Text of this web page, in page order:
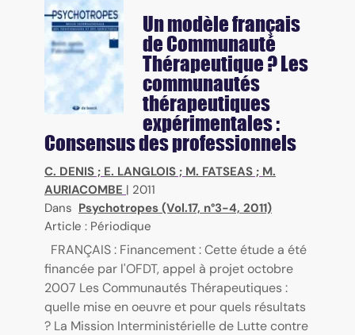
Un modèle français
de Communauté
Thérapeutique ? Les
communautés
thérapeutiques
expérimentales :
Consensus des professionnels
C. DENIS ; E. LANGLOIS ; M. FATSEAS ; M.
AURIACOMBE | 2011
Dans Psychotropes (Vol.17, n°3-4, 2011)
Article : Périodique
FRANÇAIS : Financement : Cette étude a été
financée par l'OFDT, appel à projet octobre
2007 Les Communautés Thérapeutiques :
quelle mise en oeuvre et pour quels résultats
? La Mission Interministérielle de Lutte contre